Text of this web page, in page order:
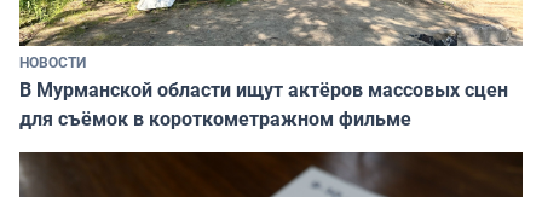
НОВОСТИ
В Мурманской области ищут актёров массовых сцен
для съёмок в короткометражном фильме